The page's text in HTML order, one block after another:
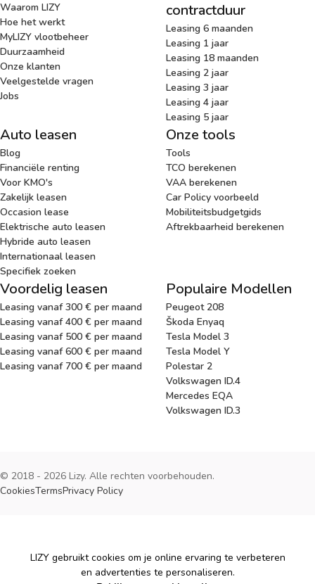
Waarom LIZY
Hoe het werkt
MyLIZY vlootbeheer
Duurzaamheid
Onze klanten
Veelgestelde vragen
Jobs
contractduur
Leasing 6 maanden
Leasing 1 jaar
Leasing 18 maanden
Leasing 2 jaar
Leasing 3 jaar
Leasing 4 jaar
Leasing 5 jaar
Auto leasen
Blog
Financiële renting
Voor KMO's
Zakelijk leasen
Occasion lease
Elektrische auto leasen
Hybride auto leasen
Internationaal leasen
Specifiek zoeken
Onze tools
Tools
TCO berekenen
VAA berekenen
Car Policy voorbeeld
Mobiliteitsbudgetgids
Aftrekbaarheid berekenen
Voordelig leasen
Leasing vanaf 300 € per maand
Leasing vanaf 400 € per maand
Leasing vanaf 500 € per maand
Leasing vanaf 600 € per maand
Leasing vanaf 700 € per maand
Populaire Modellen
Peugeot 208
Škoda Enyaq
Tesla Model 3
Tesla Model Y
Polestar 2
Volkswagen ID.4
Mercedes EQA
Volkswagen ID.3
© 2018 - 2026 Lizy. Alle rechten voorbehouden.
CookiesTermsPrivacy Policy
Cookies
LIZY gebruikt cookies om je online ervaring te verbeteren
en advertenties te personaliseren.